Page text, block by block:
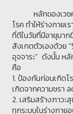
หลักของเวชศา
โรค ทำให้ร่างกาย
ที่ดีในวัยที่มีอายุมา
สังเกตตัวเองด้วย
อุจจาระ” ดังนั้น ห
คือ
1. ป้องกันก่อนเกิดโ
เกิดจากความชรา
2. เสริมสร้างภาว
ทุกระบบในร่างกาย